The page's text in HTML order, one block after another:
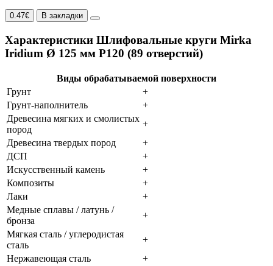
0.47€ В закладки
Характеристики Шлифовальные круги Mirka
Iridium Ø 125 мм P120 (89 отверстий)
Виды обрабатываемой поверхности
Грунт
+
Грунт-наполнитель
+
Древесина мягких и смолистых
пород
+
Древесина твердых пород
+
ДСП
+
Искусственный камень
+
Композиты
+
Лаки
+
Медные сплавы / латунь /
бронза
+
Мягкая сталь / углеродистая
сталь
+
Нержавеющая сталь
+